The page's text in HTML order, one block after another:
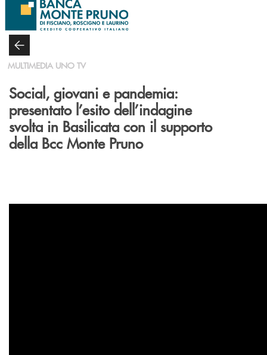
Salta al contenuto principale
MULTIMEDIA UNO TV
Social, giovani e pandemia:
presentato l’esito dell’indagine
svolta in Basilicata con il supporto
della Bcc Monte Pruno